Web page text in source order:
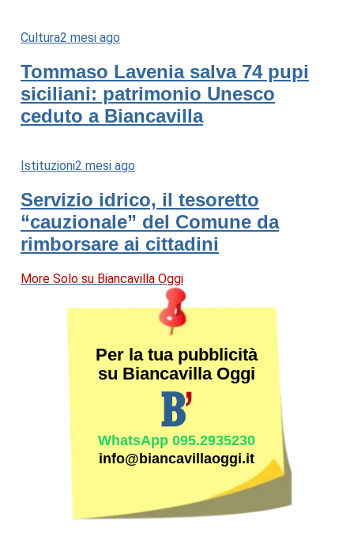
Cultura2 mesi ago
Tommaso Lavenia salva 74 pupi
siciliani: patrimonio Unesco
ceduto a Biancavilla
Istituzioni2 mesi ago
Servizio idrico, il tesoretto
“cauzionale” del Comune da
rimborsare ai cittadini
More Solo su Biancavilla Oggi
Per la tua pubblicità
su Biancavilla Oggi
WhatsApp 095.2935230
info@biancavillaoggi.it